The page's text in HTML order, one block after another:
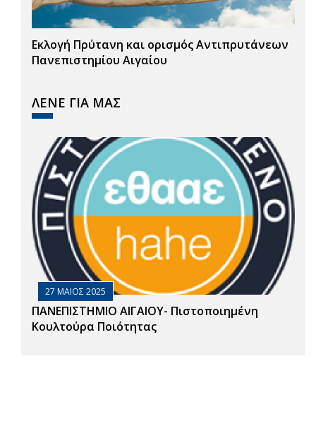
Εκλογή Πρύτανη και ορισμός Αντιπρυτάνεων
Πανεπιστημίου Αιγαίου
ΛΕΝΕ ΓΙΑ ΜΑΣ
27 ΜΑΙΟΣ 2025
ΠΑΝΕΠΙΣΤΗΜΙΟ ΑΙΓΑΙΟΥ- Πιστοποιημένη
Κουλτούρα Ποιότητας